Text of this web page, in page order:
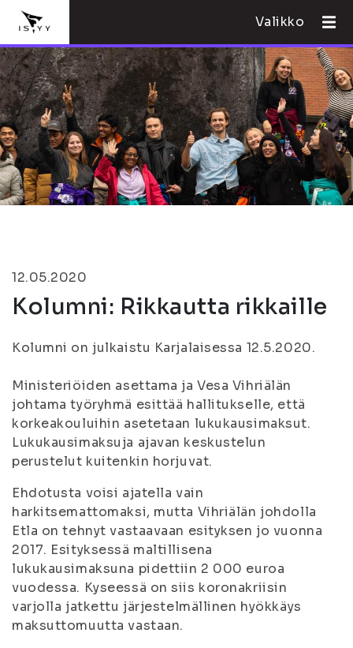
Valikko
12.05.2020
Kolumni: Rikkautta rikkaille
Kolumni on julkaistu Karjalaisessa 12.5.2020.
Ministeriöiden asettama ja Vesa Vihriälän
johtama työryhmä esittää hallitukselle, että
korkeakouluihin asetetaan lukukausimaksut.
Lukukausimaksuja ajavan keskustelun
perustelut kuitenkin horjuvat.
Ehdotusta voisi ajatella vain
harkitsemattomaksi, mutta Vihriälän johdolla
Etla on tehnyt vastaavaan esityksen jo vuonna
2017. Esityksessä maltillisena
lukukausimaksuna pidettiin 2 000 euroa
vuodessa. Kyseessä on siis koronakriisin
varjolla jatkettu järjestelmällinen hyökkäys
maksuttomuutta vastaan.